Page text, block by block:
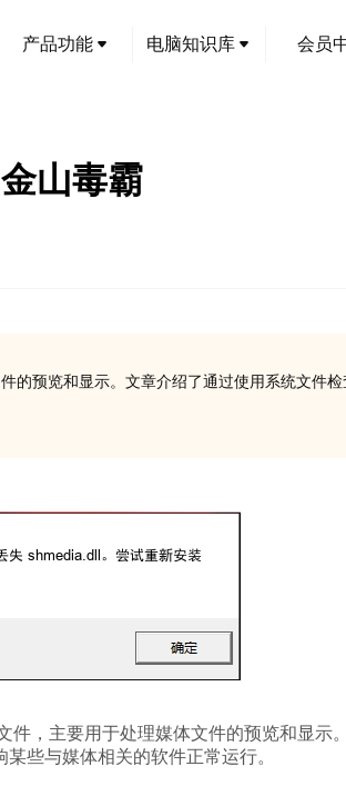
产品功能 电脑知识库 会员
山毒霸
的预览和显示。文章介绍了通过使用系统文件
件，主要用于处理媒体文件的预览和显示
些与媒体相关的软件正常运行。